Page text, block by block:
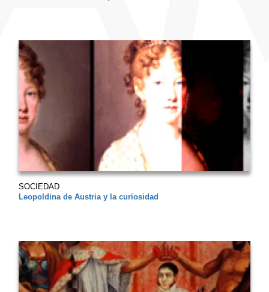
SOCIEDAD
Leopoldina de Austria y la curiosidad